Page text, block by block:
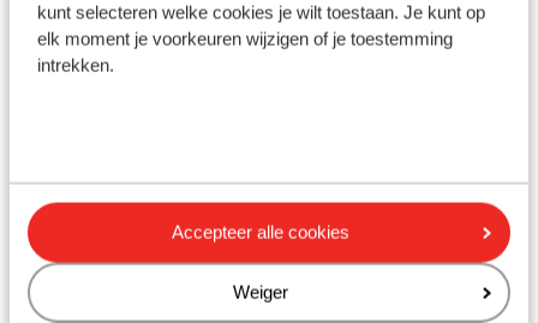
kunt selecteren welke cookies je wilt toestaan. Je kunt op
elk moment je voorkeuren wijzigen of je toestemming
intrekken.
Accepteer alle cookies
Weiger